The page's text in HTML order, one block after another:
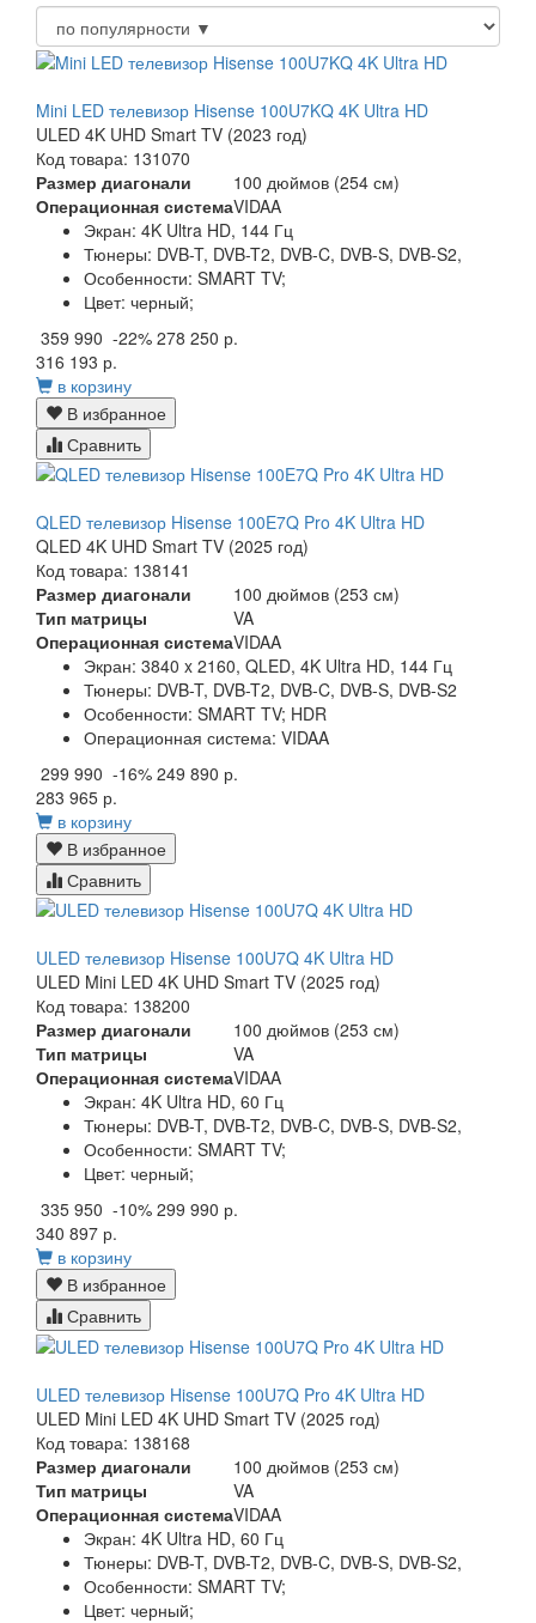
Mini LED телевизор Hisense 100U7KQ 4K Ultra HD
ULED 4K UHD Smart TV (2023 год)
Код товара: 131070
Размер диагонали
100 дюймов (254 см)
Операционная системаVIDAA
Экран: 4K Ultra HD, 144 Гц
Тюнеры: DVB-T, DVB-T2, DVB-C, DVB-S, DVB-S2,
Особенности: SMART TV;
Цвет: черный;
359 990 -22% 278 250 р.
316 193 р.
в корзину
В избранное
Сравнить
QLED телевизор Hisense 100E7Q Pro 4K Ultra HD
QLED 4K UHD Smart TV (2025 год)
Код товара: 138141
Размер диагонали
100 дюймов (253 см)
Тип матрицы
VA
Операционная системаVIDAA
Экран: 3840 x 2160, QLED, 4K Ultra HD, 144 Гц
Тюнеры: DVB-T, DVB-T2, DVB-C, DVB-S, DVB-S2
Особенности: SMART TV; HDR
Операционная система: VIDAA
299 990 -16% 249 890 р.
283 965 р.
в корзину
В избранное
Сравнить
ULED телевизор Hisense 100U7Q 4K Ultra HD
ULED Mini LED 4K UHD Smart TV (2025 год)
Код товара: 138200
Размер диагонали
100 дюймов (253 см)
Тип матрицы
VA
Операционная системаVIDAA
Экран: 4K Ultra HD, 60 Гц
Тюнеры: DVB-T, DVB-T2, DVB-C, DVB-S, DVB-S2,
Особенности: SMART TV;
Цвет: черный;
335 950 -10% 299 990 р.
340 897 р.
в корзину
В избранное
Сравнить
ULED телевизор Hisense 100U7Q Pro 4K Ultra HD
ULED Mini LED 4K UHD Smart TV (2025 год)
Код товара: 138168
Размер диагонали
100 дюймов (253 см)
Тип матрицы
VA
Операционная системаVIDAA
Экран: 4K Ultra HD, 60 Гц
Тюнеры: DVB-T, DVB-T2, DVB-C, DVB-S, DVB-S2,
Особенности: SMART TV;
Цвет: черный;